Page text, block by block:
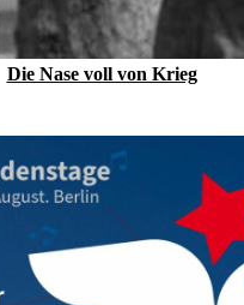
Die Nase voll von Krieg